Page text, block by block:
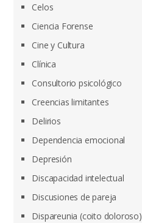
Celos
Ciencia Forense
Cine y Cultura
Clínica
Consultorio psicológico
Creencias limitantes
Delirios
Dependencia emocional
Depresión
Discapacidad intelectual
Discusiones de pareja
Dispareunia (coito doloroso)